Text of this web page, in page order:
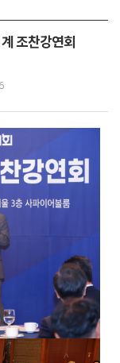
이벤트
조찬강연회